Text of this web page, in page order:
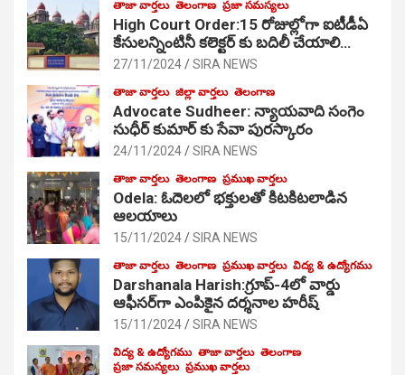
తాజా వార్తలు తెలంగాణ ప్రజా సమస్యలు
High Court Order:15 రోజుల్లోగా ఐటీడీఏ
కేసులన్నింటినీ కలెక్టర్ కు బదిలీ చేయాలి…
27/11/2024 SIRA NEWS
తాజా వార్తలు జిల్లా వార్తలు తెలంగాణ
Advocate Sudheer: న్యాయవాది సంగెం
సుధీర్ కుమార్ కు సేవా పురస్కారం
24/11/2024 SIRA NEWS
తాజా వార్తలు తెలంగాణ ప్రముఖ వార్తలు
Odela: ఓదెల‌లో భక్తులతో కిటకిటలాడిన
ఆల‌యాలు
15/11/2024 SIRA NEWS
తాజా వార్తలు తెలంగాణ ప్రముఖ వార్తలు విద్య & ఉద్యోగము
Darshanala Harish:గ్రూప్-4లో వార్డు
ఆఫీసర్‌గా ఎంపికైన దర్శనాల హరీష్
15/11/2024 SIRA NEWS
విద్య & ఉద్యోగము తాజా వార్తలు తెలంగాణ
ప్రజా సమస్యలు ప్రముఖ వార్తలు